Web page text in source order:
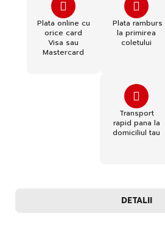
Plata online cu
orice card
Visa sau
Mastercard
Plata ramburs
la primirea
coletului
Transport
rapid pana la
domiciliul tau
DETALII